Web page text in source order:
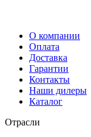
О компании
Оплата
Доставка
Гарантии
Контакты
Наши дилеры
Каталог
Отрасли